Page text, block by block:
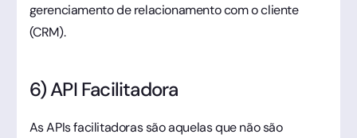
gerenciamento de relacionamento com o cliente
(CRM).
6) API Facilitadora
As APIs facilitadoras são aquelas que não são